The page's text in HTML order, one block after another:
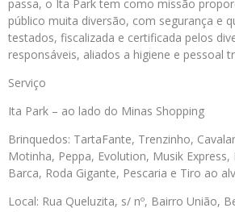
passa, o Ita Park tem como missão
público muita diversão, com segurança e
testados, fiscalizada e certificada pelos
responsáveis, aliados a higiene e pessoal
Serviço
Ita Park – ao lado do Minas Shopping
Brinquedos: TartaFante, Trenzinho,
Motinha, Peppa, Evolution, Musik
Barca, Roda Gigante, Pescaria e Tiro ao
Local: Rua Queluzita, s/ nº, Bairro União,